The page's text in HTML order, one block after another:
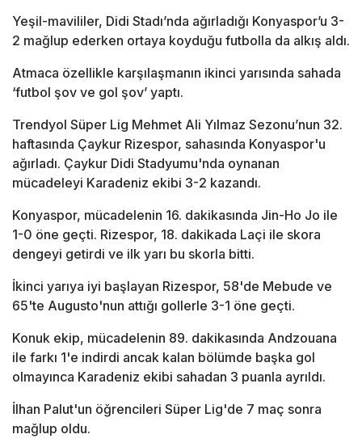
Yeşil-mavililer, Didi Stadı’nda ağırladığı Konyaspor’u 3-
2 mağlup ederken ortaya koyduğu futbolla da alkış aldı.
Atmaca özellikle karşılaşmanın ikinci yarısında sahada
‘futbol şov ve gol şov’ yaptı.
Trendyol Süper Lig Mehmet Ali Yılmaz Sezonu’nun 32.
haftasında Çaykur Rizespor, sahasında Konyaspor'u
ağırladı. Çaykur Didi Stadyumu'nda oynanan
mücadeleyi Karadeniz ekibi 3-2 kazandı.
Konyaspor, mücadelenin 16. dakikasında Jin-Ho Jo ile
1-0 öne geçti. Rizespor, 18. dakikada Laçi ile skora
dengeyi getirdi ve ilk yarı bu skorla bitti.
İkinci yarıya iyi başlayan Rizespor, 58'de Mebude ve
65'te Augusto'nun attığı gollerle 3-1 öne geçti.
Konuk ekip, mücadelenin 89. dakikasında Andzouana
ile farkı 1'e indirdi ancak kalan bölümde başka gol
olmayınca Karadeniz ekibi sahadan 3 puanla ayrıldı.
İlhan Palut'un öğrencileri Süper Lig'de 7 maç sonra
mağlup oldu.